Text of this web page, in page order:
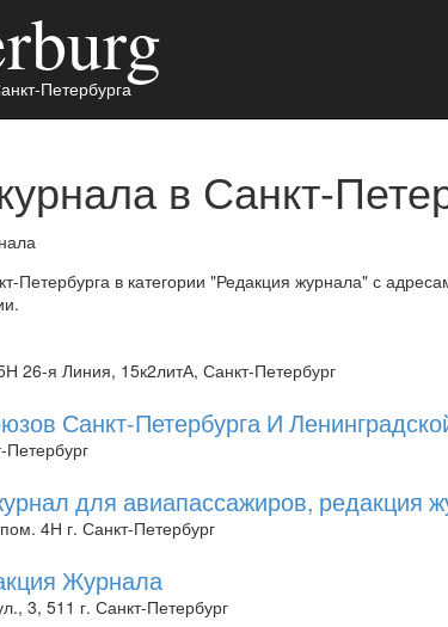
Петербурга
в Санкт-
Петербурга в категории "Редакция журнала" с
26-я Линия, 15к2литА, Санкт-Петербург
Санкт-Петербурга И
для авиапассажиров, редакция
4Н г. Санкт-Петербург
Журнала
3, 511 г. Санкт-Петербург